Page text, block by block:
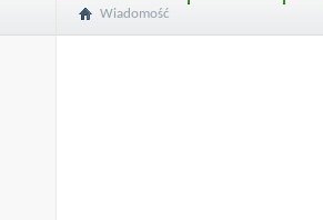
Wiadomość